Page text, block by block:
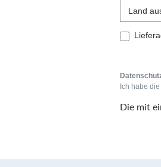
Ich habe die
Die mit